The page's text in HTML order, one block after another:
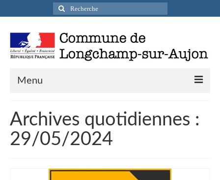
Rechercher
:
Menu
Infos pratiques
Présentation de la commune
Accueil en mairie
Archives quotidiennes :
29/05/2024